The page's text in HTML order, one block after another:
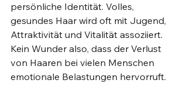
persönliche Identität. Volles,
gesundes Haar wird oft mit Jugend,
Attraktivität und Vitalität assoziiert.
Kein Wunder also, dass der Verlust
von Haaren bei vielen Menschen
emotionale Belastungen hervorruft.